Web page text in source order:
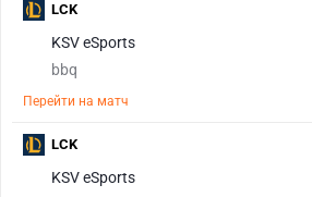
KSV eSports
bbq
Перейти на матч
LCK
KSV eSports
LCK